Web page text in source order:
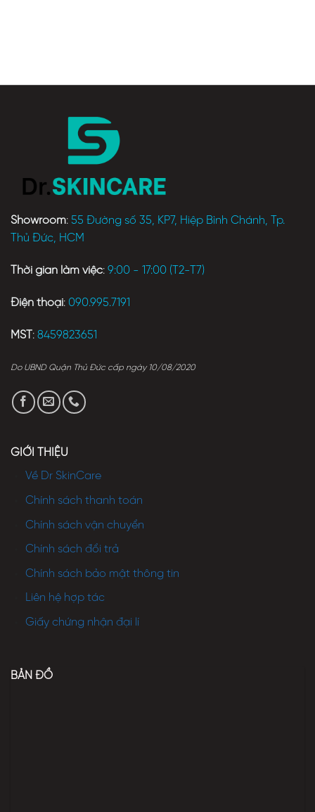
Showroom: 55 Đường số 35, KP7, Hiệp Bình Chánh, Tp.
Thủ Đức, HCM
Thời gian làm việc: 9:00 - 17:00 (T2-T7)
Điện thoại: 090.995.7191
MST : 8459823651
Do UBND Quận Thủ Đức cấp ngày 10/08/2020
GIỚI THIỆU
Về Dr SkinCare
Chính sách thanh toán
Chính sách vận chuyển
Chính sách đổi trả
Chính sách bảo mật thông tin
Liên hệ hợp tác
Giấy chứng nhận đại lí
BẢN ĐỒ